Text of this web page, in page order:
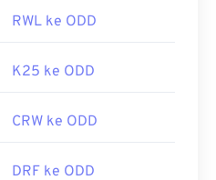
RWL ke ODD
K25 ke ODD
CRW ke ODD
DRF ke ODD